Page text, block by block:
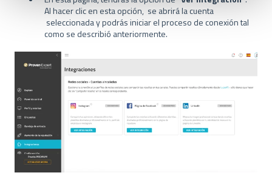
a
Al hacer clic en esta opción, se abrirá la cuenta
seleccionada y podrás iniciar el proceso de conexión tal
como se describió anteriormente.